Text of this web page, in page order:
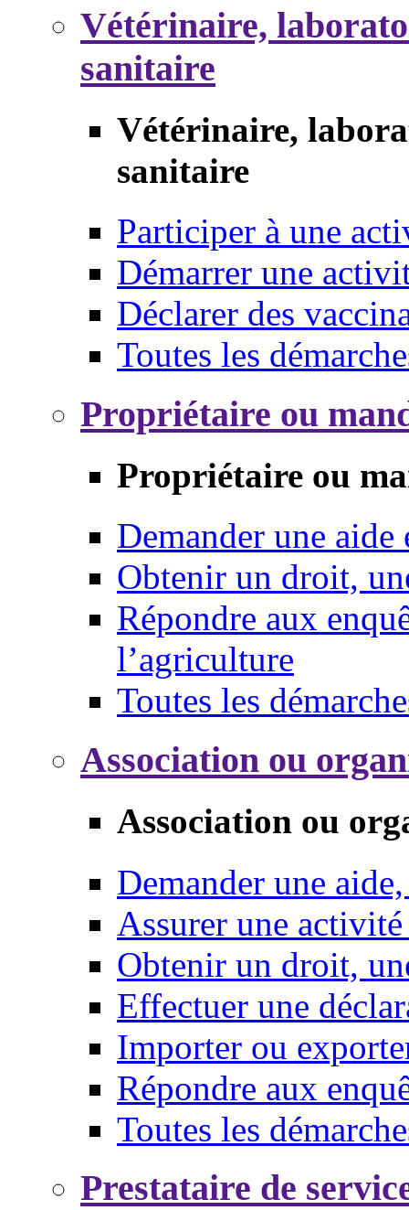
Vétérinaire,
sanitaire
Vétérinaire,
sanitaire
Participer à une
Démarrer une
Déclarer des
Toutes les
Propriétaire ou
Propriétaire ou
Demander une aide
Obtenir un droit,
Répondre aux
l’agriculture
Toutes les
Association ou
Association ou
Demander une
Assurer une
Obtenir un droit,
Effectuer une
Importer ou
Répondre aux
Toutes les
Prestataire de